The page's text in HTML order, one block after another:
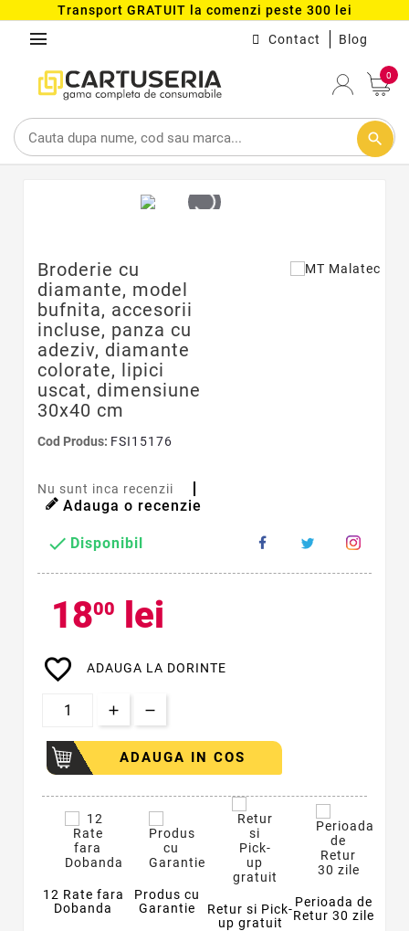
Transport GRATUIT la comenzi peste 300 lei
menu Contact Blog
0
search
Broderie cu
diamante, model
bufnita, accesorii
incluse, panza cu
adeziv, diamante
colorate, lipici
uscat, dimensiune
30x40 cm
Cod Produs: FSI15176
Nu sunt inca recenzii
Adauga o recenzie
 Disponibil
1800 lei
favorite_border ADAUGA LA DORINTE
ADAUGA IN COS
12 Rate fara
Dobanda
Produs cu
Garantie
Retur si Pick-
up gratuit
Perioada de
Retur 30 zile